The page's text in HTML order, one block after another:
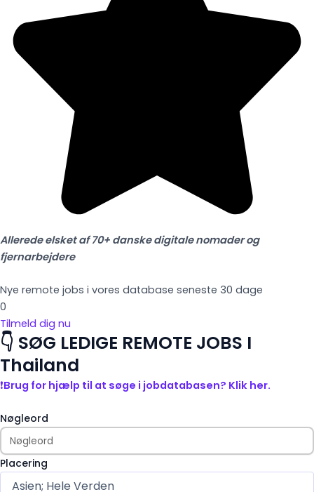
Allerede elsket af 70+ danske digitale nomader og
fjernarbejdere
Nye remote jobs i vores database seneste 30 dage
0
Tilmeld dig nu
👇 SØG LEDIGE REMOTE JOBS I
Thailand
❗Brug for hjælp til at søge i jobdatabasen? Klik her.
Nøgleord
Placering